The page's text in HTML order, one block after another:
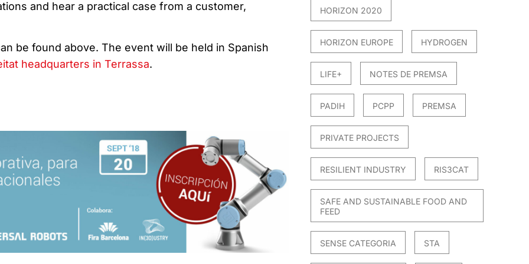
and hear a practical case from a customer,
be found above. The event will be held in Spanish
headquarters in Terrassa.
HORIZON 2020
HORIZON EUROPE HYDROGEN
LIFE+ NOTES DE PREMSA
PADIH PCPP PREMSA
PRIVATE PROJECTS
RESILIENT INDUSTRY RIS3CAT
SAFE AND SUSTAINABLE FOOD AND
FEED
SENSE CATEGORIA STA